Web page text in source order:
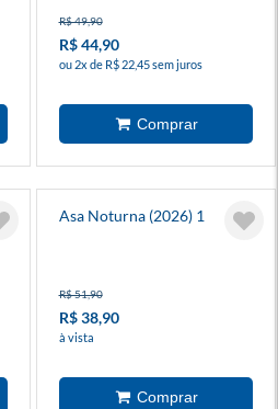
R$ 49,90
R$ 44,90
ou 2x de R$ 22,45 sem juros
Asa Noturna (2026) 1
R$ 51,90
R$ 38,90
à vista